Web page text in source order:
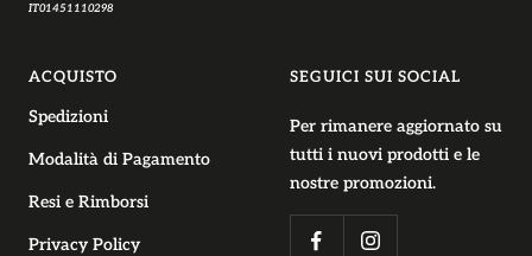
IT01451110298
ACQUISTO
Spedizioni
Modalità di Pagamento
Resi e Rimborsi
Privacy Policy
SEGUICI SUI SOCIAL
Per rimanere aggiornato su
tutti i nuovi prodotti e le
nostre promozioni.